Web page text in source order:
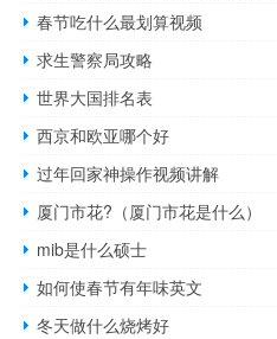
春节吃什么最划算视频
求生警察局攻略
世界大国排名表
西京和欧亚哪个好
过年回家神操作视频讲解
厦门市花?（厦门市花是什么）
mib是什么硕士
如何使春节有年味英文
冬天做什么烧烤好